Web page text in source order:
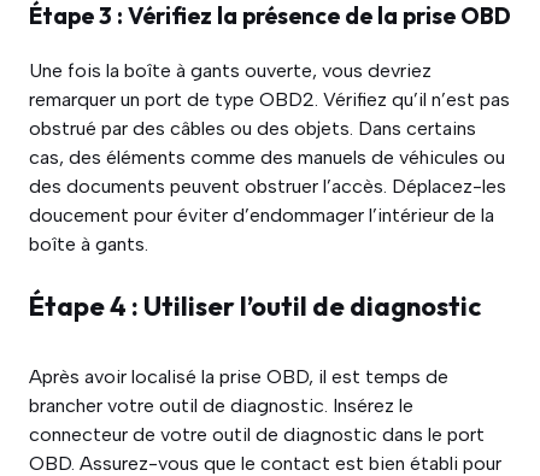
Étape 3 : Vérifiez la présence de la prise OBD
Une fois la boîte à gants ouverte, vous devriez
remarquer un port de type OBD2. Vérifiez qu’il n’est pas
obstrué par des câbles ou des objets. Dans certains
cas, des éléments comme des manuels de véhicules ou
des documents peuvent obstruer l’accès. Déplacez-les
doucement pour éviter d’endommager l’intérieur de la
boîte à gants.
Étape 4 : Utiliser l’outil de diagnostic
Après avoir localisé la prise OBD, il est temps de
brancher votre outil de diagnostic. Insérez le
connecteur de votre outil de diagnostic dans le port
OBD. Assurez-vous que le contact est bien établi pour